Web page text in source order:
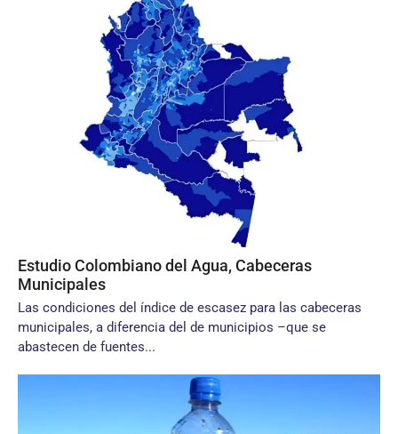
Estudio Colombiano del Agua, Cabeceras
Municipales
Las condiciones del índice de escasez para las cabeceras
municipales, a diferencia del de municipios –que se
abastecen de fuentes...